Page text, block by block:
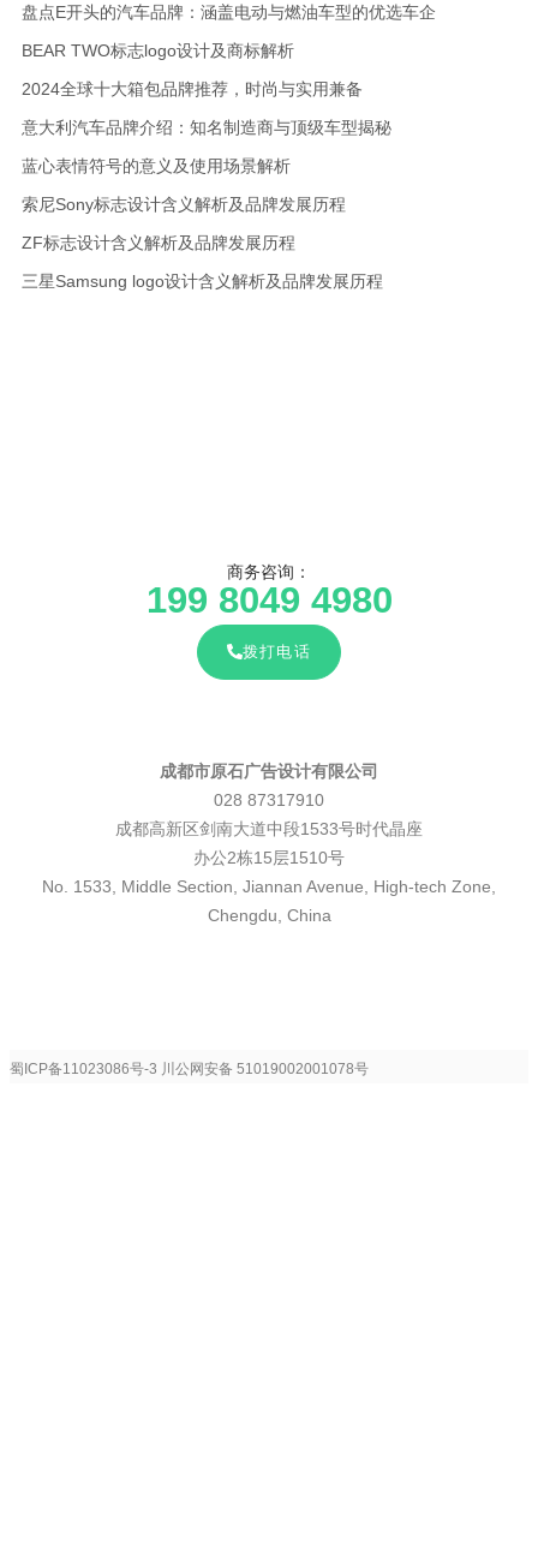
盘点E开头的汽车品牌：涵盖电动与燃油车型的优选车企
BEAR TWO标志logo设计及商标解析
2024全球十大箱包品牌推荐，时尚与实用兼备
意大利汽车品牌介绍：知名制造商与顶级车型揭秘
蓝心表情符号的意义及使用场景解析
索尼Sony标志设计含义解析及品牌发展历程
ZF标志设计含义解析及品牌发展历程
三星Samsung logo设计含义解析及品牌发展历程
商务咨询：
199 8049 4980
拨打电话
成都市原石广告设计有限公司
028 87317910
成都高新区剑南大道中段1533号时代晶座
办公2栋15层1510号
No. 1533, Middle Section, Jiannan Avenue, High-tech Zone,
Chengdu, China
蜀ICP备11023086号-3 川公网安备 51019002001078号